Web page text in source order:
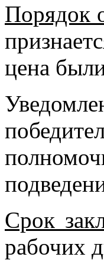
Порядок
цена
Срок
рабочих